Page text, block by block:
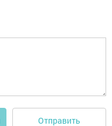
Отправить